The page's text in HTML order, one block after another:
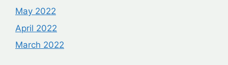
May 2022
April 2022
March 2022